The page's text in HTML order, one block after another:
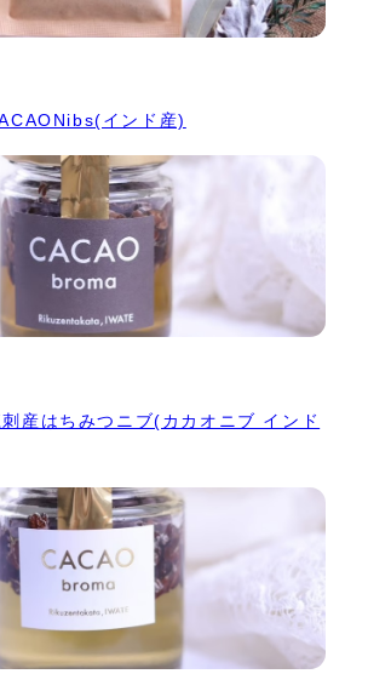
インド産)
産はちみつニブ(カカオニブ インド